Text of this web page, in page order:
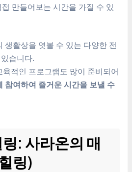
만들어보는 시간을 가질 수 있
생활상을 엿볼 수 있는 다양한 전
습니다.
적인 프로그램도 많이 준비되어
참여하여 즐거운 시간을 보낼 수
: 사라온의 매
링)